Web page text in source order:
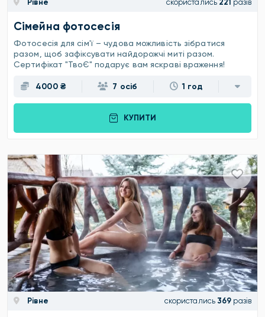
Рівне скористались 221 разів
Сімейна фотосесія
Фотосесія для сім'ї – чудова можливість зібратися
разом, щоб зафіксувати найдорожчі миті разом.
Сертифікат "ТвоЄ" подарує вам яскраві враження!
4000 ₴ 7 осіб 1 год
КУПИТИ
Рівне скористались 369 разів